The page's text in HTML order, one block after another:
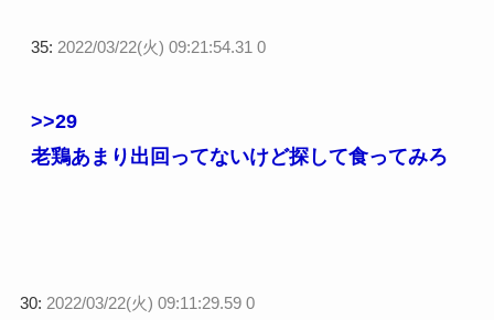
35: 2022/03/22(火) 09:21:54.31 0
>>29
老鶏あまり出回ってないけど探して食ってみろ
30: 2022/03/22(火) 09:11:29.59 0